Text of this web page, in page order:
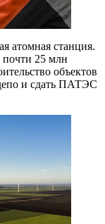
атомная станция.
почти 25 млн
объектов
и сдать ПАТЭС